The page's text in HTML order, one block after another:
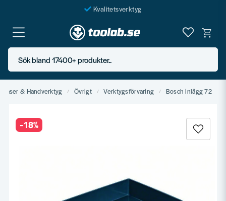
Kvalitetsverktyg
Fraktfritt över 999 SEK*
En järnhandel för alla
Butik i Göteborg
Sök bland 17400+ produkter..
Laser & Handverktyg Övrigt Verktygsförvaring Bosch inlägg 72
-18%